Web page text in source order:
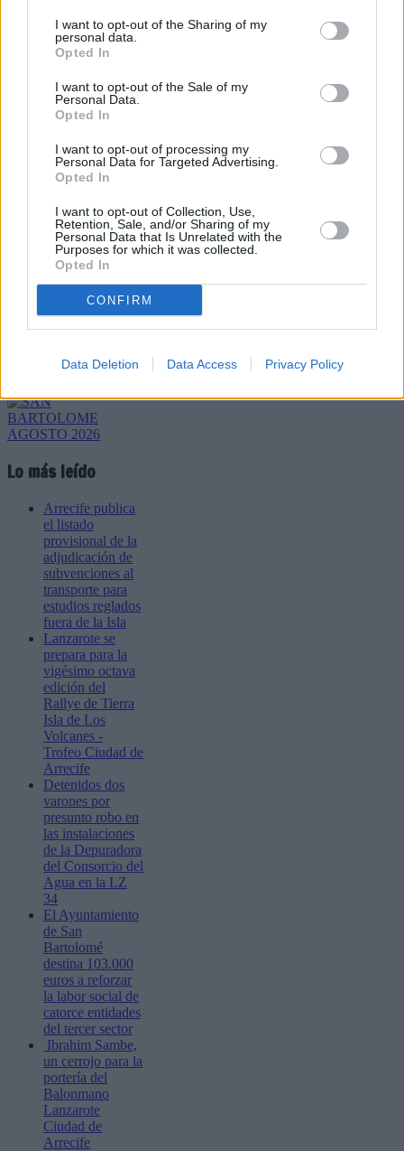
I want to opt-out of the Sharing of my
personal data.
Opted In
I want to opt-out of the Sale of my
Personal Data.
Opted In
I want to opt-out of processing my
Personal Data for Targeted Advertising.
Opted In
I want to opt-out of Collection, Use,
Retention, Sale, and/or Sharing of my
Personal Data that Is Unrelated with the
Purposes for which it was collected.
Opted In
CONFIRM
Data Deletion Data Access Privacy Policy
Refescar
JComments
PUBLICIDAD
Lo más leído
Arrecife publica
el listado
provisional de la
adjudicación de
subvenciones al
transporte para
estudios reglados
fuera de la Isla
Lanzarote se
prepara para la
vigésimo octava
edición del
Rallye de Tierra
Isla de Los
Volcanes -
Trofeo Ciudad de
Arrecife
Detenidos dos
varones por
presunto robo en
las instalaciones
de la Depuradora
del Consorcio del
Agua en la LZ
34
El Ayuntamiento
de San
Bartolomé
destina 103.000
euros a reforzar
la labor social de
catorce entidades
del tercer sector
Ibrahim Sambe,
un cerrojo para la
portería del
Balonmano
Lanzarote
Ciudad de
Arrecife